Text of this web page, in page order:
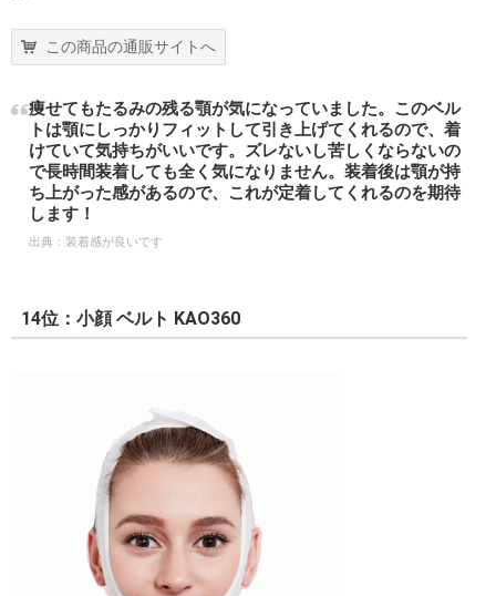
この商品の通販サイトへ
痩せてもたるみの残る顎が気になっていました。このベル
トは顎にしっかりフィットして引き上げてくれるので、着
けていて気持ちがいいです。ズレないし苦しくならないの
で長時間装着しても全く気になりません。装着後は顎が持
ち上がった感があるので、これが定着してくれるのを期待
します！
出典： 装着感が良いです
14位：小顔 ベルト KAO360